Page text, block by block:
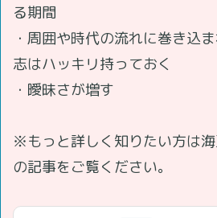
る期間
・周囲や時代の流れに巻き込
志はハッキリ持っておく
・曖昧さが増す
※もっと詳しく知りたい方は
の記事をご覧ください。